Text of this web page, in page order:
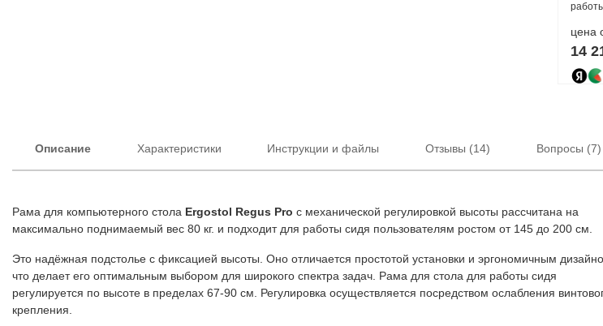
цена
14
Описание Характеристики Инструкции и файлы Отзывы (14) Вопросы (7)
Рама для компьютерного стола Ergostol Regus Pro с механической регулировкой высоты рассчитана на
максимально поднимаемый вес 80 кг. и подходит для работы сидя пользователям ростом от 145 до 200 см.
Это надёжная подстолье с фиксацией высоты. Оно отличается простотой установки и эргономичным
что делает его оптимальным выбором для широкого спектра задач. Рама для стола для работы сидя
регулируется по высоте в пределах 67-90 см. Регулировка осуществляется посредством ослабления
крепления.